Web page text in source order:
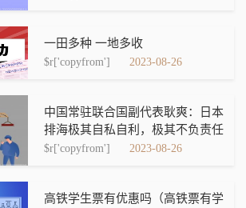
一田多种 一地多收
$r['copyfrom'] 2023-08-26
中国常驻联合国副代表耿爽：日本
排海极其自私自利，极其不负责任
$r['copyfrom'] 2023-08-26
高铁学生票有优惠吗（高铁票有学